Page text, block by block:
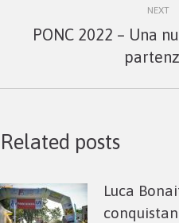
NEXT
PONC 2022 – Una
Related posts
Luca